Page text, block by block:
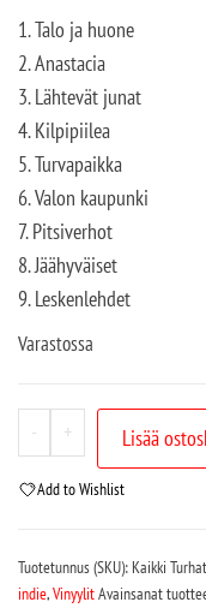
1. Talo ja huone
2. Anastacia
3. Lähtevät junat
4. Kilpipiilea
5. Turvapaikka
6. Valon kaupunki
7. Pitsiverhot
8. Jäähyväiset
9. Leskenlehdet
Varastossa
- + Lisää
Add to Wishlist
Tuotetunnus (SKU): Kaikki
indie,VinyylitAvainsanat